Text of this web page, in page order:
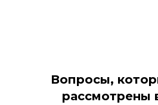
Вопросы,
рассмотрены